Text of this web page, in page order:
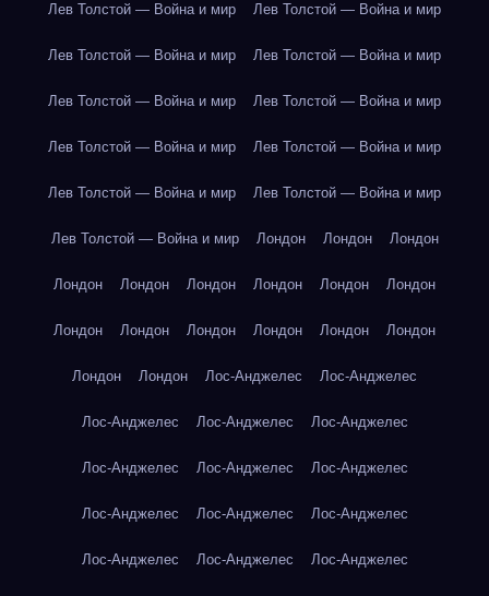
Лев Толстой — Война и мир Лев Толстой — Война и мир
Лев Толстой — Война и мир Лев Толстой — Война и мир
Лев Толстой — Война и мир Лев Толстой — Война и мир
Лев Толстой — Война и мир Лев Толстой — Война и мир
Лев Толстой — Война и мир Лев Толстой — Война и мир
Лев Толстой — Война и мир Лондон Лондон Лондон
Лондон Лондон Лондон Лондон Лондон Лондон
Лондон Лондон Лондон Лондон Лондон Лондон
Лондон Лондон Лос-Анджелес Лос-Анджелес
Лос-Анджелес Лос-Анджелес Лос-Анджелес
Лос-Анджелес Лос-Анджелес Лос-Анджелес
Лос-Анджелес Лос-Анджелес Лос-Анджелес
Лос-Анджелес Лос-Анджелес Лос-Анджелес